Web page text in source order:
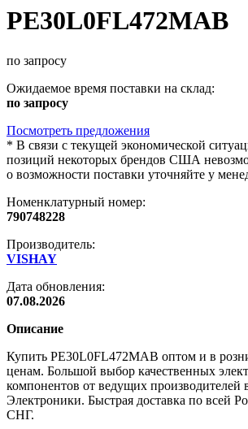
PE30L0FL472MAB
по запросу
Ожидаемое время поставки на склад:
по запросу
Посмотреть предложения
* В связи с текущей экономической
позиций некоторых брендов США
о возможности поставки уточняйте у
Номенклатурный номер:
790748228
Производитель:
VISHAY
Дата обновления:
07.08.2026
Описание
Купить PE30L0FL472MAB оптом и в
ценам. Большой выбор качественных
компонентов от ведущих производителей
Электроники. Быстрая доставка по всей
СНГ.